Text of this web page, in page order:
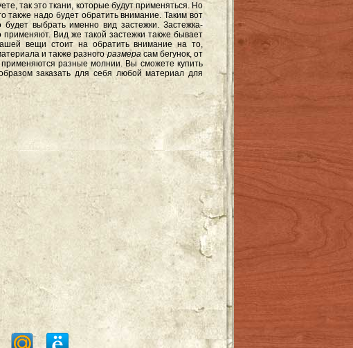
так это ткани, которые будут применяться. Но
также надо будет обратить внимание. Таким вот
выбрать именно вид застежки. Застежка-
Вид же такой застежки также бывает
вещи стоит на обратить внимание на то,
и также разногоразмера сам бегунок, от
применяются разные молнии. Вы сможете купить
заказать для себя любой материал для